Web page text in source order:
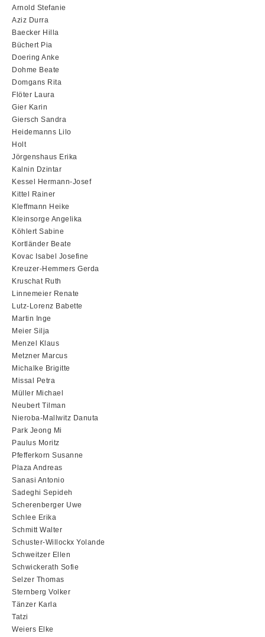
Arnold Stefanie
Aziz Durra
Baecker Hilla
Büchert Pia
Doering Anke
Dohme Beate
Domgans Rita
Flöter Laura
Gier Karin
Giersch Sandra
Heidemanns Lilo
Holt
Jörgenshaus Erika
Kalnin Dzintar
Kessel Hermann-Josef
Kittel Rainer
Kleffmann Heike
Kleinsorge Angelika
Köhlert Sabine
Kortländer Beate
Kovac Isabel Josefine
Kreuzer-Hemmers Gerda
Kruschat Ruth
Linnemeier Renate
Lutz-Lorenz Babette
Martin Inge
Meier Silja
Menzel Klaus
Metzner Marcus
Michalke Brigitte
Missal Petra
Müller Michael
Neubert Tilman
Nieroba-Mallwitz Danuta
Park Jeong Mi
Paulus Moritz
Pfefferkorn Susanne
Plaza Andreas
Sanasi Antonio
Sadeghi Sepideh
Scherenberger Uwe
Schlee Erika
Schmitt Walter
Schuster-Willockx Yolande
Schweitzer Ellen
Schwickerath Sofie
Selzer Thomas
Sternberg Volker
Tänzer Karla
Tatzi
Weiers Elke